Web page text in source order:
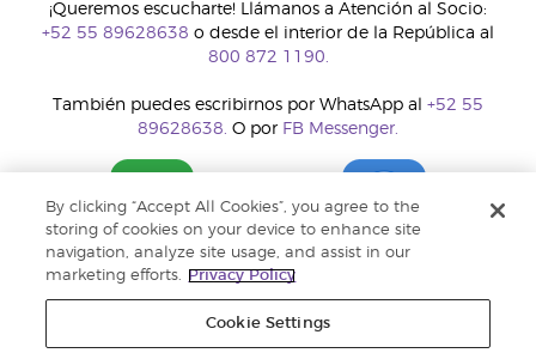
¡Queremos escucharte! Llámanos a Atención al Socio:
+52 55 89628638 o desde el interior de la República al
800 872 1190.
También puedes escribirnos por WhatsApp al +52 55
89628638. O por FB Messenger.
By clicking “Accept All Cookies”, you agree to the
storing of cookies on your device to enhance site
navigation, analyze site usage, and assist in our
marketing efforts.
Privacy Policy
Cookie Settings